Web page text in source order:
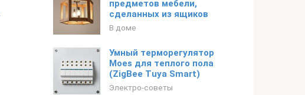
предметов мебели,
сделанных из ящиков
В доме
Умный терморегулятор
Moes для теплого пола
(ZigBee Tuya Smart)
Электро-советы